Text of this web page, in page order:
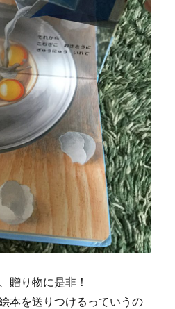
贈り物に是非！
本を送りつけるっていうの